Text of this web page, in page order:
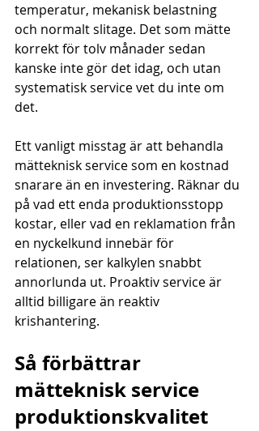
temperatur, mekanisk belastning
och normalt slitage. Det som mätte
korrekt för tolv månader sedan
kanske inte gör det idag, och utan
systematisk service vet du inte om
det.
Ett vanligt misstag är att behandla
mätteknisk service som en kostnad
snarare än en investering. Räknar du
på vad ett enda produktionsstopp
kostar, eller vad en reklamation från
en nyckelkund innebär för
relationen, ser kalkylen snabbt
annorlunda ut. Proaktiv service är
alltid billigare än reaktiv
krishantering.
Så förbättrar
mätteknisk service
produktionskvalitet